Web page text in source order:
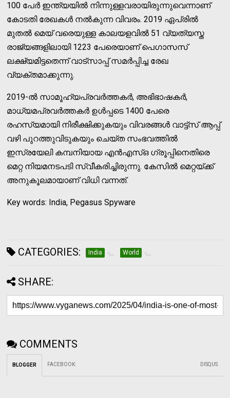
100 പേര്‍ ഇന്ത്യയില്‍ നിന്നുള്ളവരായിരുന്നുവെന്നാണ്
കോടതി രേഖകള്‍ നല്‍കുന്ന വിവരം. 2019 ഏപ്രില്‍
മുതല്‍ മെയ് വരെയുള്ള കാലയളവില്‍ 51 വ്യത്യസ്ത
രാജ്യങ്ങളിലായി 1223 പേരെയാണ് പെഗാസസ്
ലക്ഷ്യമിട്ടതെന്ന് വാട്‌സാപ്പ് സമര്‍പ്പിച്ച രേഖ
വ്യക്തമാക്കുന്നു.
2019-ല്‍ സാമൂഹ്യപ്രവര്‍ത്തകര്‍, അഭിഭാഷകര്‍,
മാധ്യമപ്രവര്‍ത്തകര്‍ ഉള്‍പ്പടെ 1400 പേരെ
രഹസ്യമായി നിരീക്ഷിക്കുകയും വിവരങ്ങള്‍ വാട്ട്‌സ് ആപ്പ്
വഴി പുറത്തുവിടുകയും ചെയ്ത സംഭവത്തില്‍
ഇസ്രയേലി കമ്പനിയായ എന്‍എസ്ഒ ഗ്രൂപ്പിനെതിരെ
മെറ്റ നിയമനടപടി സ്വീകരിച്ചിരുന്നു. കേസില്‍ മെറ്റയ്ക്ക്
അനുകൂലമായാണ് വിധി വന്നത്.
Key words: India, Pegasus Spyware
CATEGORIES: India World
SHARE:
COMMENTS
BLOGGER FACEBOOK: DISQUS